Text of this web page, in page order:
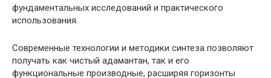
фундаментальных исследований и практического
использования.
Современные технологии и методики синтеза позволяют
получать как чистый адамантан, так и его
функциональные производные, расширяя горизонты